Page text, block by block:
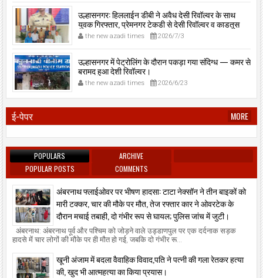
उल्हासनगर: हिललाईन डीबी ने अवैध देसी रिवॉल्वर के साथ
युवक गिरफ्तार, प्रेमनगर टेकडी से देसी रिवॉल्वर व काडतूस
जप्त, इलीगल हथियार साथ पकड़ा गया युवक एक दिन की
पोलीस कोठडी में।
the new azadi times 2026/7/3
उल्हासनगर में पेट्रोलिंग के दौरान पकड़ा गया संदिग्ध — कमर से
बरामद हुआ देशी रिवॉल्वर।
the new azadi times 2026/6/23
ई-पेपर MORE
POPULARS
ARCHIVE
POPULAR POSTS
COMMENTS
अंबरनाथ फ्लाईओवर पर भीषण हादसा: टाटा नेक्सॉन ने तीन बाइकों को
मारी टक्कर, चार की मौके पर मौत, तेज रफ्तार कार ने ओवरटेक के
दौरान मचाई तबाही, दो गंभीर रूप से घायल; पुलिस जांच में जुटी।
अंबरनाथ: अंबरनाथ पूर्व और पश्चिम को जोड़ने वाले उड्डाणपुल पर एक दर्दनाक सड़क
हादसे में चार लोगों की मौके पर ही मौत हो गई, जबकि दो गंभीर रू...
खूनी अंजाम में बदला वैवाहिक विवाद,पति ने पत्नी की गला रेतकर हत्या
की, खुद भी आत्महत्या का किया प्रयास।